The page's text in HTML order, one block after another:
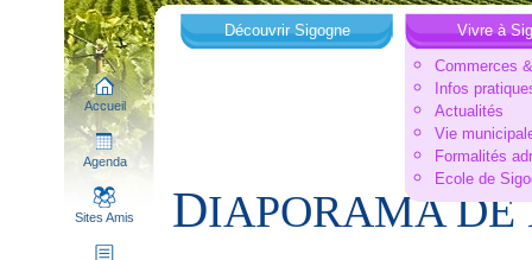
Accueil
Agenda
Sites Amis
Découvrir Sigogne
Vivre à
Commerces
Infos
Actualités
Vie
Formalités
Ecole de
DIAPORAMA DE